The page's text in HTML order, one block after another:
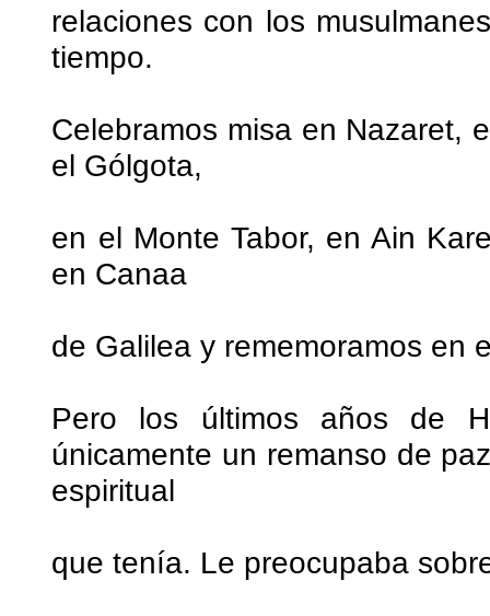
relaciones con los
tiempo.
Celebramos misa en Nazaret,
el Gólgota,
en el Monte Tabor, en Ain
en Canaa
de Galilea y rememoramos en
Pero los últimos años de
únicamente un remanso de
espiritual
que tenía. Le preocupaba